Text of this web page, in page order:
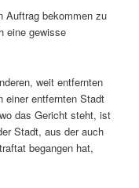
Auftrag bekommen zu
eine gewisse
weit entfernten
einer entfernten Stadt
das Gericht steht, ist
Stadt, aus der auch
begangen hat,